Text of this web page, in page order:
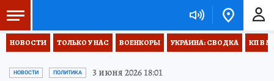
НОВОСТИ ТОЛЬКО У НАС ВОЕНКОРЫ УКРАИНА: СВОДКА КП В
НОВОСТИ ПОЛИТИКА 3 июня 2026 18:01